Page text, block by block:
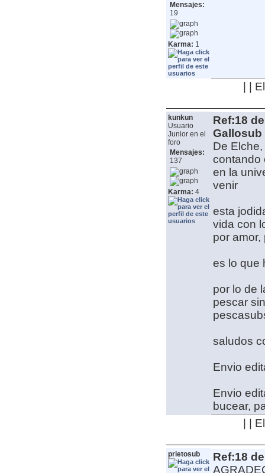
Mensajes:
19
Karma: 1
| |
kunkun
Usuario
Junior en el
foro
Mensajes:
137
Karma: 4
Ref:18
Gallosub
De
contando
en la
venir
esta
vida con
por
es lo que
por lo de
pescar
saludos
Envio
Envio
bucear,
| |
prietosub
Ref:18